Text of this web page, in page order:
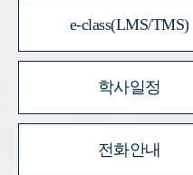
e-class(LMS/TMS)
학사일정
전화안내